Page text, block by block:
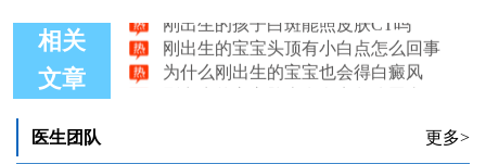
相关
文章
刚出生的宝宝头顶有小白点怎么回事
为什么刚出生的宝宝也会得白癜风
刚出生的宝宝脸上有白点怎么回事
医生团队
更多>